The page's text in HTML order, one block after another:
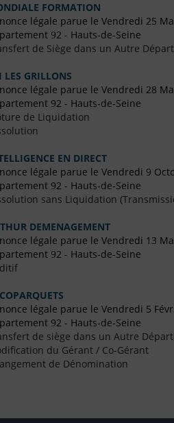
FORMATION
légale parue le Vendredi 25
92 - Hauts-de-Seine
de Siège dans un Autre
LES GRILLONS
légale parue le Vendredi 28
92 - Hauts-de-Seine
de Liquidation
EN DIRECT
légale parue le Vendredi 9
92 - Hauts-de-Seine
sans Liquidation
DEMENAGEMENT
légale parue le Vendredi 13
92 - Hauts-de-Seine
légale parue le Vendredi 5
92 - Hauts-de-Seine
de siège dans un Autre
du Gérant / Co-Gérant
de Dénomination